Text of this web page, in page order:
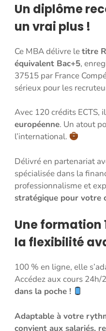
Un diplôme
un vrai plus !
Ce MBA délivre letitre
équivalent Bac+5,
37515 par France
sérieux pour les
Avec 120 crédits ECTS,
européenne. Un atout
l’international.
Délivré en partenariat
spécialisée dans la
professionnalisme et
stratégique pour votre
Une formation
la flexibilité
100 % en ligne, elle
Accédez aux cours 24h/
dans la poche !
Adaptable à votre
convient aux salariés,